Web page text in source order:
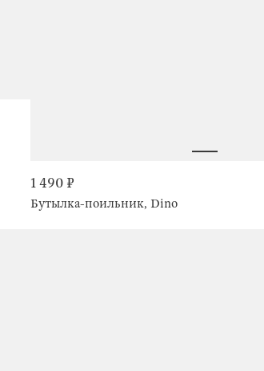
1 490 ₽
Бутылка-поильник, Dino